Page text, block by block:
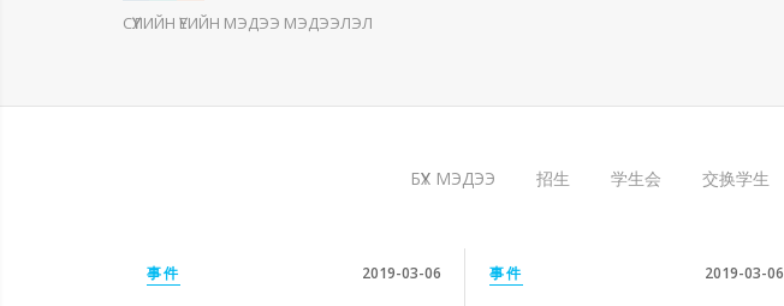
СҮҮЛИЙН ҮЕИЙН МЭДЭЭ МЭДЭЭЛЭЛ
БҮХ МЭДЭЭ 招生 学生会 交换学生
事件 2019-03-06 事件 2019-03-06